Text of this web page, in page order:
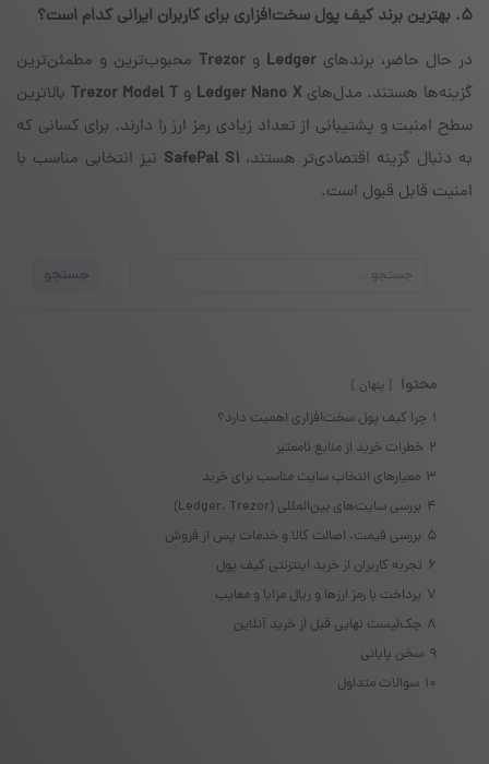
۵. بهترین برند کیف پول سخت‌افزاری برای کاربران ایرانی کدام است؟
در حال حاضر، برندهای Ledger و Trezor محبوب‌ترین و مطمئن‌ترین
گزینه‌ها هستند. مدل‌هایLedger Nano X و Trezor Model T بالاترین
سطح امنیت و پشتیبانی از تعداد زیادی رمز ارز را دارند. برای کسانی که
به دنبال گزینه اقتصادی‌تر هستند، SafePal S1 نیز انتخابی مناسب با
امنیت قابل قبول است.
جستجو
محتوا پنهان
1 چرا کیف پول سخت‌افزاری اهمیت دارد؟
2 خطرات خرید از منابع نامعتبر
3 معیارهای انتخاب سایت مناسب برای خرید
4 بررسی سایت‌های بین‌المللی (Ledger، Trezor)
5 بررسی قیمت، اصالت کالا و خدمات پس از فروش
6 تجربه کاربران از خرید اینترنتی کیف پول
7 پرداخت با رمز ارزها و ریال مزایا و معایب
8 چک‌لیست نهایی قبل از خرید آنلاین
9 سخن پایانی
10 سوالات متداول